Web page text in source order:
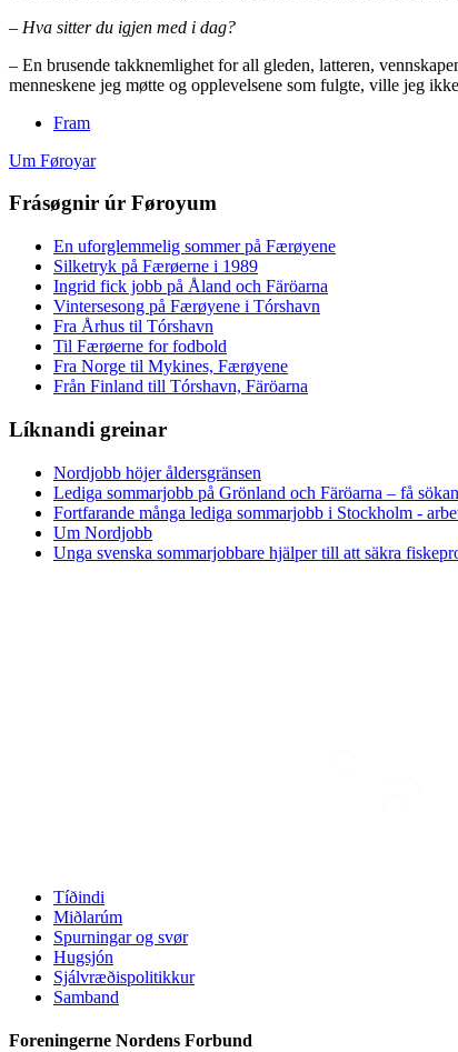
– Hva sitter du igjen med i dag?
– En brusende takknemlighet for all gleden, latteren,
menneskene jeg møtte og opplevelsene som fulgte, ville jeg
Fram
Um Føroyar
Frásøgnir úr Føroyum
En uforglemmelig sommer på Færøyene
Silketryk på Færøerne i 1989
Ingrid fick jobb på Åland och Färöarna
Vintersesong på Færøyene i Tórshavn
Fra Århus til Tórshavn
Til Færøerne for fodbold
Fra Norge til Mykines, Færøyene
Från Finland till Tórshavn, Färöarna
Líknandi greinar
Nordjobb höjer åldersgränsen
Lediga sommarjobb på Grönland och Färöarna – få
Fortfarande många lediga sommarjobb i Stockholm -
Um Nordjobb
Unga svenska sommarjobbare hjälper till att säkra
Tíðindi
Miðlarúm
Spurningar og svør
Hugsjón
Sjálvræðispolitikkur
Samband
Foreningerne Nordens Forbund